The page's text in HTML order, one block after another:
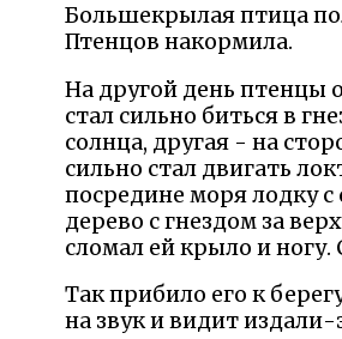
Большекрылая птица
Птенцов накормила.
На другой день птенцы
стал сильно биться в
солнца, другая - на
сильно стал двигать
посредине моря лодку
дерево с гнездом за
сломал ей крыло и
Так прибило его к
на звук и видит издали-